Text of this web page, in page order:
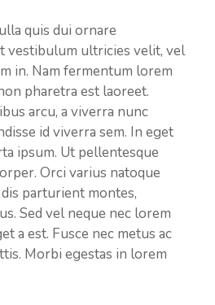
quis dui ornare
vestibulum ultricies velit, vel
in. Nam fermentum lorem
pharetra est laoreet.
arcu, a viverra nunc
id viverra sem. In eget
ipsum. Ut pellentesque
Orci varius natoque
parturient montes,
Sed vel neque nec lorem
a est. Fusce nec metus ac
Morbi egestas in lorem